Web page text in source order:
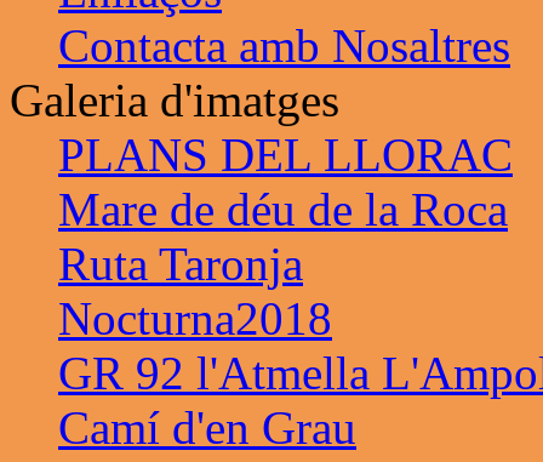
Contacta amb Nosaltres
Galeria d'imatges
PLANS DEL LLORAC
Mare de déu de la Roca
Ruta Taronja
Nocturna2018
GR 92 l'Atmella
Camí d'en Grau